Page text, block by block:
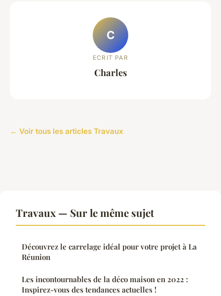
C
ECRIT PAR
Charles
← Voir tous les articles Travaux
Travaux — Sur le même sujet
Découvrez le carrelage idéal pour votre projet à La
Réunion
Les incontournables de la déco maison en 2022 :
Inspirez-vous des tendances actuelles !